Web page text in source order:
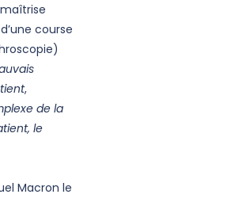
course
,
de la
le
Macron le